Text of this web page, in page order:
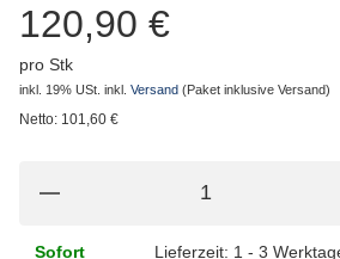
120,90 €
pro Stk
inkl. 19% USt. inkl. Versand (Paket inklusive Versand)
Netto: 101,60 €
Sofort
Lieferzeit: 1 - 3